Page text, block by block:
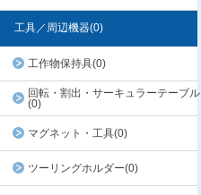
工具／周辺機器(0)
工作物保持具(0)
回転・割出・サーキュラーテーブル
(0)
マグネット・工具(0)
ツーリングホルダー(0)